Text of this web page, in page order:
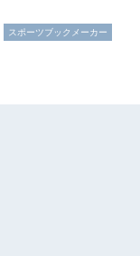
スポーツブックメーカー